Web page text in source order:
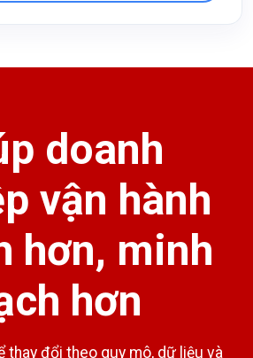
doanh
vận hành
hơn, minh
hơn
thay đổi theo quy mô, dữ liệu và